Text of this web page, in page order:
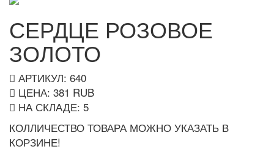
СЕРДЦЕ РОЗОВОЕ
ЗОЛОТО
АРТИКУЛ: 640
ЦЕНА: 381 RUB
НА СКЛАДЕ: 5
КОЛЛИЧЕСТВО ТОВАРА МОЖНО УКАЗАТЬ В
КОРЗИНЕ!